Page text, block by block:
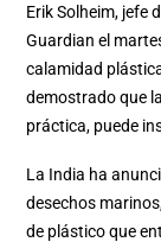
Erik Solheim, jefe
Guardian el
calamidad
demostrado que
práctica, puede
La India ha
desechos
de plástico que